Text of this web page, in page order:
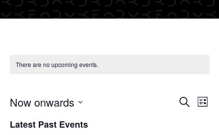
There are no upcoming events.
SearchList
Now onwards
date.
Latest Past Events